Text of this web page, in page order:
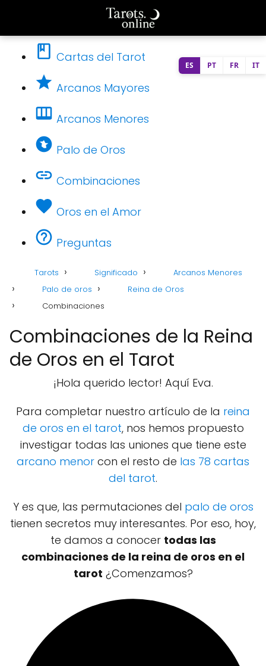
Cartas del Tarot
Arcanos Mayores
Arcanos Menores
Palo de Oros
Combinaciones
Oros en el Amor
Preguntas
Tarots Significado
Arcanos Menores
Palo de oros
Reina de Oros
Combinaciones
Combinaciones de la Reina
de Oros en el Tarot
¡Hola querido lector! Aquí Eva.
Para completar nuestro artículo de la reina
de oros en el tarot, nos hemos propuesto
investigar todas las uniones que tiene este
arcano menor con el resto de las 78 cartas
del tarot.
Y es que, las permutaciones del palo de oros
tienen secretos muy interesantes. Por eso, hoy,
te damos a conocer todas las
combinaciones de la reina de oros en el
tarot ¿Comenzamos?
ES PT FR IT